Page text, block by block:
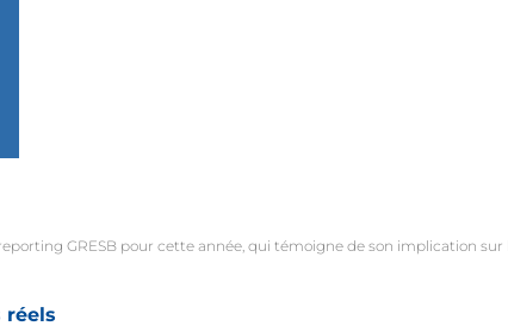
GRESB pour cette année, qui témoigne de son implication sur
réels